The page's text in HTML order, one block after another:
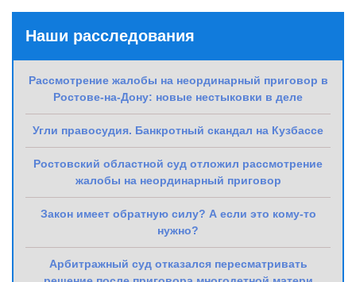
Наши расследования
Рассмотрение жалобы на неординарный приговор в
Ростове-на-Дону: новые нестыковки в деле
Угли правосудия. Банкротный скандал на Кузбассе
Ростовский областной суд отложил рассмотрение
жалобы на неординарный приговор
Закон имеет обратную силу? А если это кому-то
нужно?
Арбитражный суд отказался пересматривать